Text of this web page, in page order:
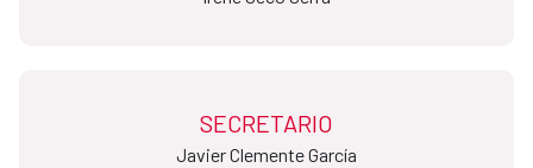
SECRETARIO
​​​​​​​Javier Clemente García